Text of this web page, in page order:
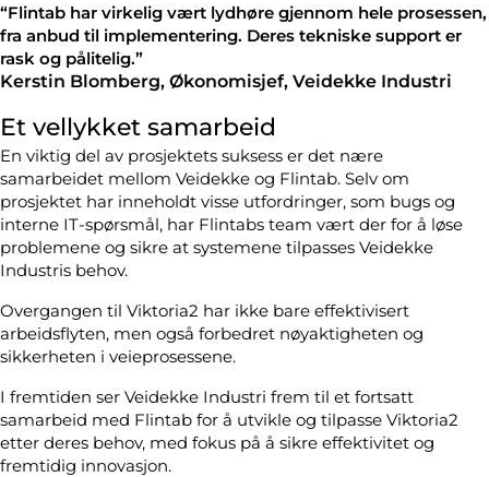
“Flintab har virkelig vært lydhøre gjennom hele prosessen,
fra anbud til implementering. Deres tekniske support er
rask og pålitelig.”
Kerstin Blomberg, Økonomisjef, Veidekke Industri
Et vellykket samarbeid
En viktig del av prosjektets suksess er det nære
samarbeidet mellom Veidekke og Flintab. Selv om
prosjektet har inneholdt visse utfordringer, som bugs og
interne IT-spørsmål, har Flintabs team vært der for å løse
problemene og sikre at systemene tilpasses Veidekke
Industris behov.
Overgangen til Viktoria2 har ikke bare effektivisert
arbeidsflyten, men også forbedret nøyaktigheten og
sikkerheten i veieprosessene.
I fremtiden ser Veidekke Industri frem til et fortsatt
samarbeid med Flintab for å utvikle og tilpasse Viktoria2
etter deres behov, med fokus på å sikre effektivitet og
fremtidig innovasjon.